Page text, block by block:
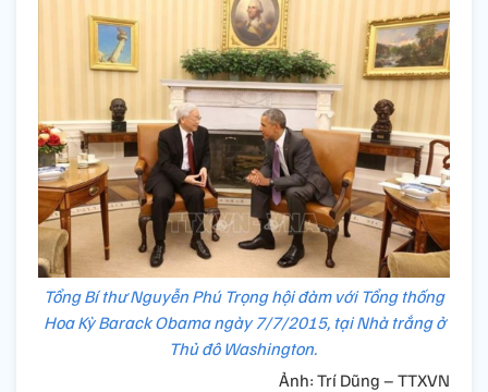
Tổng Bí thư Nguyễn Phú Trọng hội đàm với Tổng thống
Hoa Kỳ Barack Obama ngày 7/7/2015, tại Nhà trắng ở
Thủ đô Washington.
Ảnh: Trí Dũng – TTXVN